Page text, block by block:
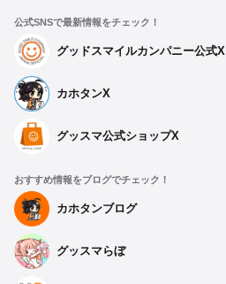
公式SNSで最新情報をチェック！
グッドスマイルカンパニー公式X
カホタンX
グッスマ公式ショップX
おすすめ情報をブログでチェック！
カホタンブログ
グッスマらぼ